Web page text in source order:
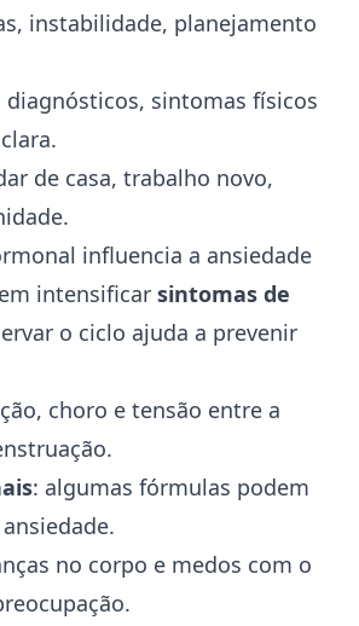
instabilidade, planejamento
diagnósticos, sintomas físicos
de casa, trabalho novo,
influencia a ansiedade
intensificar sintomas de
o ciclo ajuda a prevenir
choro e tensão entre a
: algumas fórmulas podem
no corpo e medos com o